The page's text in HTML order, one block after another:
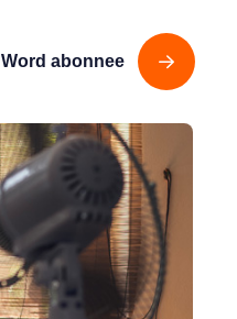
Word abonnee